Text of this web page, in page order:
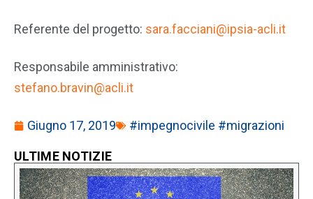
Referente del progetto: sara.facciani@ipsia-acli.it
Responsabile amministrativo:
stefano.bravin@acli.it
Giugno 17, 2019 #impegnocivile #migrazioni
ULTIME NOTIZIE